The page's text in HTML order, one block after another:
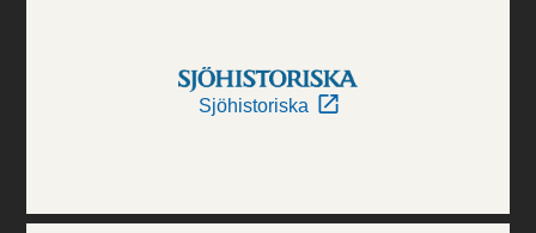
Sjöhistoriska